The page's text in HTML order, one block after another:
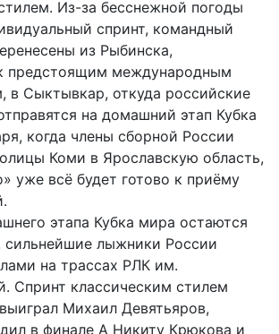
Из-за бесснежной погоды
спринт, командный
из Рыбинска,
предстоящим международным
в Сыктывкар, откуда российские
на домашний этап Кубка
когда члены сборной России
Коми в Ярославскую область,
уже всё будет готово к приёму
этапа Кубка мира остаются
сильнейшие лыжники России
на трассах РЛК им.
Спринт классическим стилем
Михаил Девятьяров,
в финале А Никиту Крюкова и